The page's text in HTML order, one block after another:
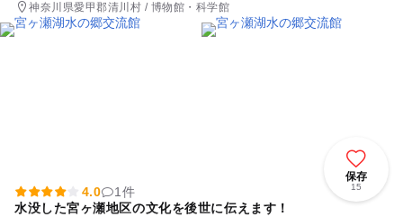
神奈川県愛甲郡清川村 / 博物館・科学館
保存
15
4.0
1件
水没した宮ヶ瀬地区の文化を後世に伝えます！